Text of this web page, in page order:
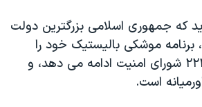
که جمهوری اسلامی بزرگترین دولت
موشکی بالیستیک خود را
برخلاف قطعنامه ۲۲۳۱ شورای امنیت ادامه می دهد، و
است.